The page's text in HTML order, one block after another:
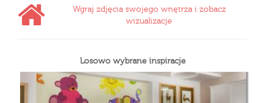
Wgraj zdjęcia swojego wnętrza i zobacz
wizualizacje
Losowo wybrane inspiracje